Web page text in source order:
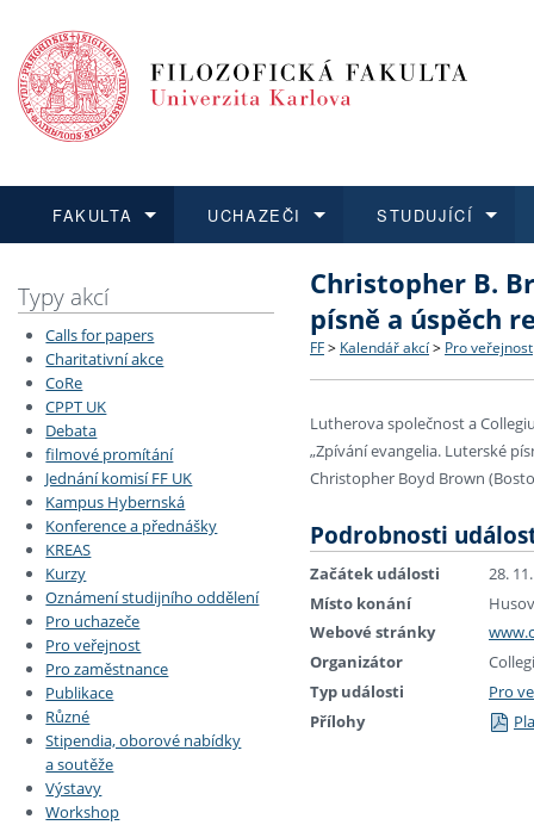
FAKULTA
Dozvědět se více
Struktura a historie
Strategie a další
Absolventi fakulty
Fakultní školy FF UK
UCHAZEČI
Podat přihlášku
Co studovat a jak se
Učitelské studijní
STUDUJÍCÍ
Dozvědět se více
Bakalářské a magisterské
Doktorské studium
Dozvědět se více
O vědě a výzkumu na FF
Akademické kvalifikace
Dozvědět se více
Aktuální nabídky a
Vyjíždějící studenti
Vyjíždějící zaměstnanci
Typy akcí
Calls for papers
Charitativní akce
CoRe
CPPT UK
Debata
filmové promítání
Jednání komisí FF UK
Kampus Hybernská
Konference a přednášky
KREAS
Kurzy
Oznámení studijního oddělení
Pro uchazeče
Pro veřejnost
Pro zaměstnance
Publikace
Různé
Stipendia, oborové nabídky
a soutěže
Výstavy
Workshop
Christopher B.
písně a úspěch
FF > Kalendář akcí > Pro veřejnost
Lutherova společnost a
„Zpívání evangelia. Luterské
Christopher Boyd Brown
Podrobnosti
Začátek události
28.
Místo konání
Webové stránky
Organizátor
Typ události
Pro
Přílohy